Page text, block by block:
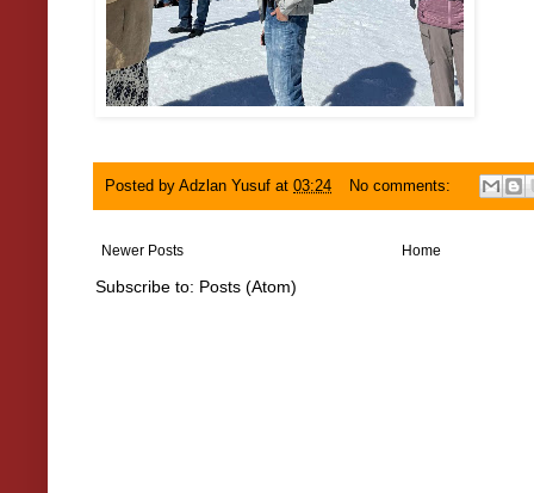
Posted by Adzlan Yusuf at 03:24 No comments:
Newer Posts Home
Subscribe to: Posts (Atom)